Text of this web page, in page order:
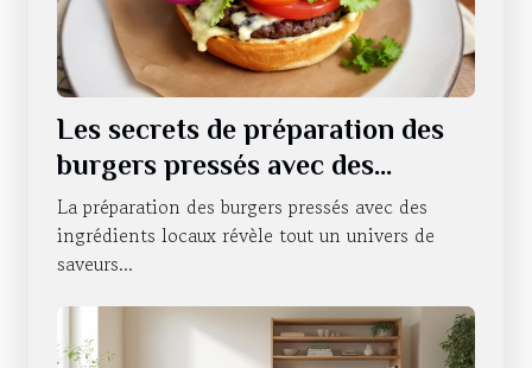
Les secrets de préparation des
burgers pressés avec des
ingrédients locaux
La préparation des burgers pressés avec des
ingrédients locaux révèle tout un univers de
saveurs...